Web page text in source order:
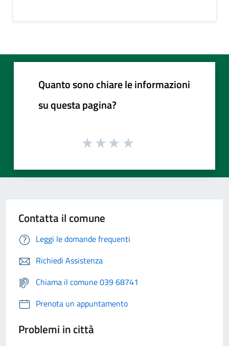
Quanto sono chiare le informazioni
su questa pagina?
Contatta il comune
Leggi le domande frequenti
Richiedi Assistenza
Chiama il comune 039 68741
Prenota un appuntamento
Problemi in città